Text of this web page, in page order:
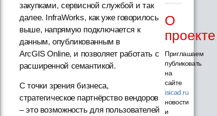
закупками, сервисной службой и так
далее. InfraWorks, как уже говорилось
выше, напрямую подключается к
данным, опубликованным в
ArcGIS Online, и позволяет работать с
расширенной семантикой.
С точки зрения бизнеса,
стратегическое партнёрство вендоров
– это возможность для пользователей
О
проекте
Приглашаем
публиковать
на
сайте
isicad.ru
новости
и